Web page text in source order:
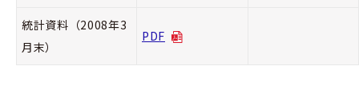
統計資料（2008年3
月末）
PDF